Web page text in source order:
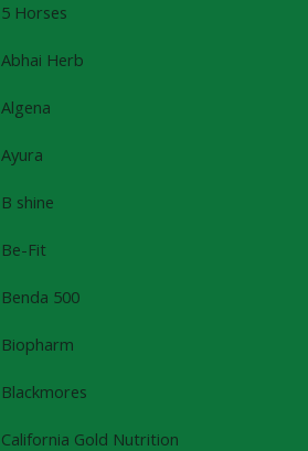
5 Horses
Abhai Herb
Algena
Ayura
B shine
Be-Fit
Benda 500
Biopharm
Blackmores
California Gold Nutrition